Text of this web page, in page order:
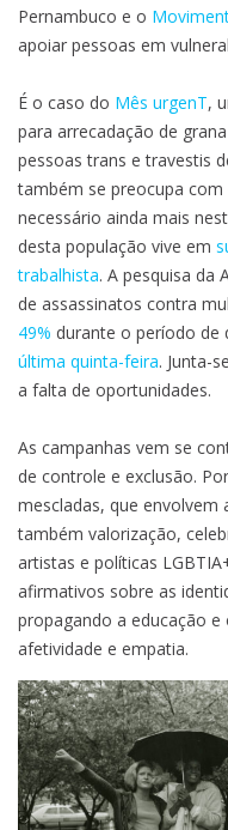
Pernambuco e o
apoiar pessoas em
É o caso do Mês urgenT,
para arrecadação de
pessoas trans e travestis
também se preocupa
necessário ainda mais
desta população vive em
trabalhista. A pesquisa da
de assassinatos contra
49% durante o período de
última quinta-feira. Junta-
a falta de oportunidades.
As campanhas vem se
de controle e exclusão.
mescladas, que envolvem
também valorização,
artistas e políticas
afirmativos sobre as
propagando a educação
afetividade e empatia.